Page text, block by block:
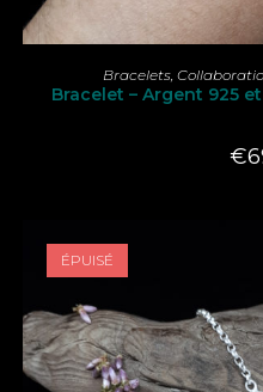
LIRE
Bracelets
Bracelet – Argent 925
€
ÉPUISÉ